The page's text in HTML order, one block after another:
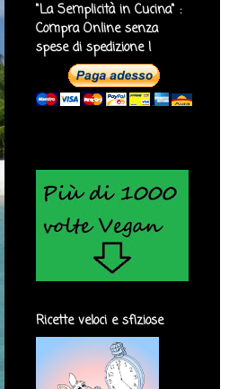
"La Semplicità in Cucina" :
Compra Online senza
spese di spedizione !
Ricette veloci e sfiziose